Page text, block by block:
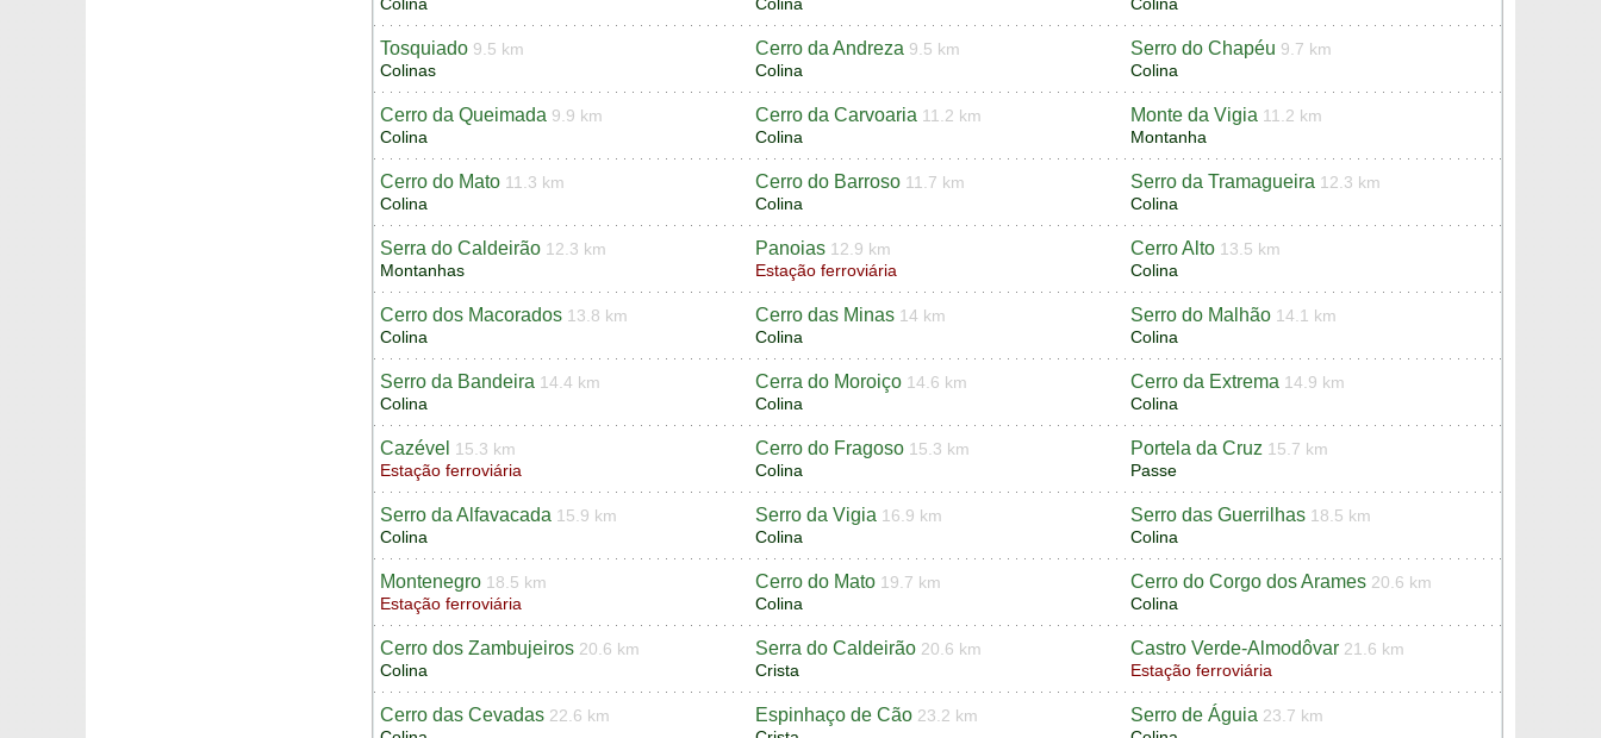
Colina
Colina
Colina
Tosquiado 9.5 km
Colinas
Cerro da Andreza 9.5 km
Colina
Serro do Chapéu 9.7 km
Colina
Cerro da Queimada 9.9 km
Colina
Cerro da Carvoaria 11.2 km
Colina
Monte da Vigia 11.2 km
Montanha
Cerro do Mato 11.3 km
Colina
Cerro do Barroso 11.7 km
Colina
Serro da Tramagueira 12.3 km
Colina
Serra do Caldeirão 12.3 km
Montanhas
Panoias 12.9 km
Estação ferroviária
Cerro Alto 13.5 km
Colina
Cerro dos Macorados 13.8 km
Colina
Cerro das Minas 14 km
Colina
Serro do Malhão 14.1 km
Colina
Serro da Bandeira 14.4 km
Colina
Cerra do Moroiço 14.6 km
Colina
Cerro da Extrema 14.9 km
Colina
Cazével 15.3 km
Estação ferroviária
Cerro do Fragoso 15.3 km
Colina
Portela da Cruz 15.7 km
Passe
Serro da Alfavacada 15.9 km
Colina
Serro da Vigia 16.9 km
Colina
Serro das Guerrilhas 18.5 km
Colina
Montenegro 18.5 km
Estação ferroviária
Cerro do Mato 19.7 km
Colina
Cerro do Corgo dos Arames 20.6 km
Colina
Cerro dos Zambujeiros 20.6 km
Colina
Serra do Caldeirão 20.6 km
Crista
Castro Verde-Almodôvar 21.6 km
Estação ferroviária
Cerro das Cevadas 22.6 km
Espinhaço de Cão 23.2 km
Serro de Águia 23.7 km